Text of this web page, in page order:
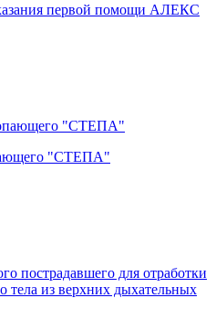
первой помощи АЛЕКС
"СТЕПА"